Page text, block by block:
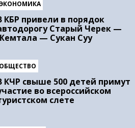
ЭКОНОМИКА
КБР привели в порядок
Старый Черек —
— Сукан Суу
ОБЩЕСТВО
КЧР свыше 500 детей примут
во всероссийском
слете